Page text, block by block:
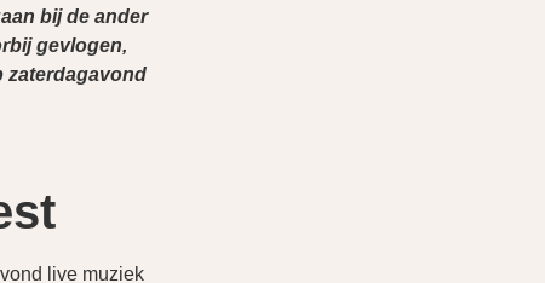
bij de ander
gevlogen,
zaterdagavond
live muziek